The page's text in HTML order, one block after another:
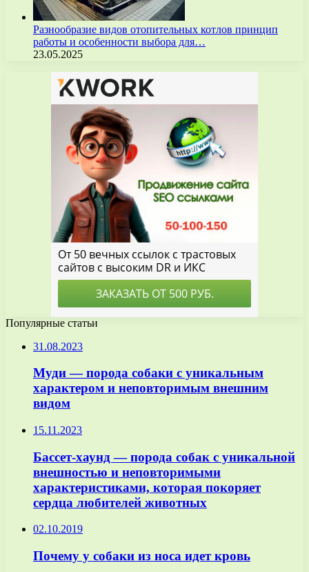
Разнообразие видов отопительных котлов принцип
работы и особенности выбора для…
23.05.2025
Популярные статьи
31.08.2023
Муди — порода собаки с уникальным
характером и неповторимым внешним
видом
15.11.2023
Бассет-хаунд — порода собак с уникальной
внешностью и неповторимыми
характеристиками, которая покоряет
сердца любителей животных
02.10.2019
Почему у собаки из носа идет кровь